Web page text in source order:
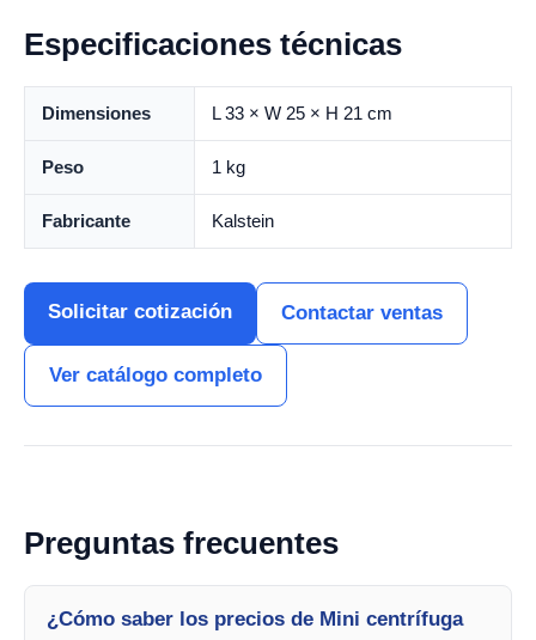
Especificaciones técnicas
Dimensiones L 33 × W 25 × H 21 cm
Peso 1 kg
Fabricante Kalstein
Solicitar cotización Contactar ventas
Ver catálogo completo
Preguntas frecuentes
¿Cómo saber los precios de Mini centrífuga